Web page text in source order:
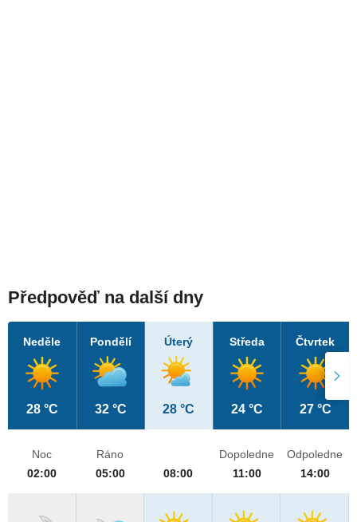
Předpověď na další dny
Neděle
28 °C
Pondělí
32 °C
Úterý
28 °C
Středa
24 °C
Čtvrtek
27 °C
Noc
02:00
Ráno
05:00
08:00
Dopoledne
11:00
Odpoledne
14:00